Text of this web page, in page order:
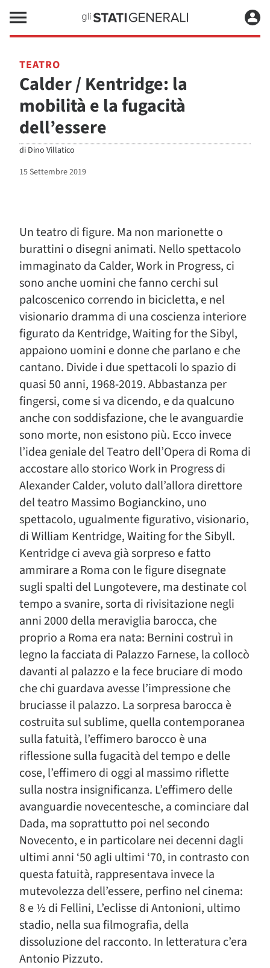
TEATRO
Calder / Kentridge: la
mobilità e la fugacità
dell’essere
di Dino Villatico
15 Settembre 2019
Un teatro di figure. Ma non marionette o
burattini o disegni animati. Nello spettacolo
immaginato da Calder, Work in Progress, ci
sono anche uomini che fanno cerchi sul
palcoscenico correndo in bicicletta, e nel
visionario dramma di una coscienza interiore
figurato da Kentridge, Waiting for the Sibyl,
appaiono uomini e donne che parlano e che
cantano. Divide i due spettacoli lo spazio di
quasi 50 anni, 1968-2019. Abbastanza per
fingersi, come si va dicendo, e da qualcuno
anche con soddisfazione, che le avanguardie
sono morte, non esistono più. Ecco invece
l’idea geniale del Teatro dell’Opera di Roma di
accostare allo storico Work in Progress di
Alexander Calder, voluto dall’allora direttore
del teatro Massimo Bogianckino, uno
spettacolo, ugualmente figurativo, visionario,
di William Kentridge, Waiting for the Sibyll.
Kentridge ci aveva già sorpreso e fatto
ammirare a Roma con le figure disegnate
sugli spalti del Lungotevere, ma destinate col
tempo a svanire, sorta di rivisitazione negli
anni 2000 della meraviglia barocca, che
proprio a Roma era nata: Bernini costruì in
legno la facciata di Palazzo Farnese, la collocò
davanti al palazzo e la fece bruciare di modo
che chi guardava avesse l’impressione che
bruciasse il palazzo. La sorpresa barocca è
costruita sul sublime, quella contemporanea
sulla fatuità, l’effimero barocco è una
riflessione sulla fugacità del tempo e delle
cose, l’effimero di oggi al massimo riflette
sulla nostra insignificanza. L’effimero delle
avanguardie novecentesche, a cominciare dal
Dada, ma soprattutto poi nel secondo
Novecento, e in particolare nei decenni dagli
ultimi anni ‘50 agli ultimi ‘70, in contrasto con
questa fatuità, rappresentava invece la
mutevolezza dell’essere, perfino nel cinema:
8 e ½ di Fellini, L’eclisse di Antonioni, ultimo
stadio, nella sua filmografia, della
dissoluzione del racconto. In letteratura c’era
Antonio Pizzuto.